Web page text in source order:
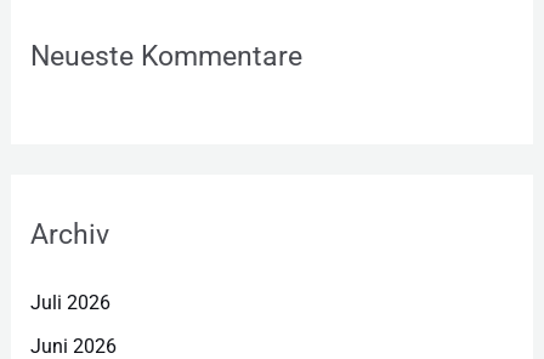
Neueste Kommentare
Archiv
Juli 2026
Juni 2026